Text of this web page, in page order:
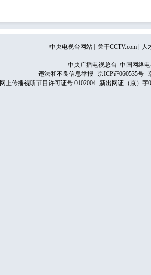
中央电视台网站 关于CCTV.com 人
中央广播电视总台 中国网络
违法和不良信息举报
京ICP证060535号
网上传播视听节目许可证号 0102004 新出网证（京）